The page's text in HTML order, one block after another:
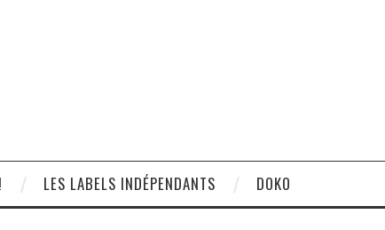
LES LABELS INDÉPENDANTS DOKO